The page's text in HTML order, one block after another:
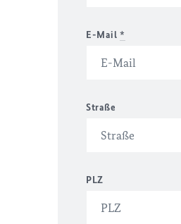
E-Mail *
Straße
PLZ